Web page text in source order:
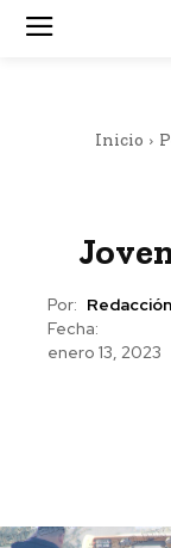
Inicio
Por:
Fecha:
enero 13, 2023